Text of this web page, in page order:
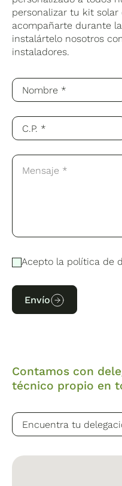
personalizar tu kit solar
acompañarte durante
instalártelo nosotros
instaladores.
Acepto la política de
Envío
Contamos con
técnico propio en